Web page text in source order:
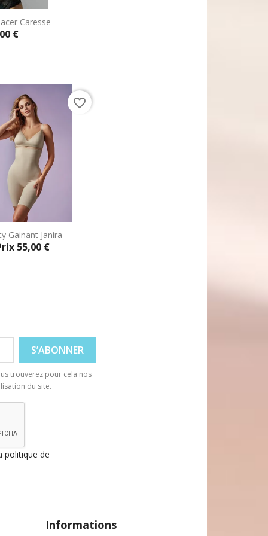
Caresse
€
rapide
Gainant Janira
55,00 €
favorite_border
trouverez pour cela nos
du site.
politique de
Informations